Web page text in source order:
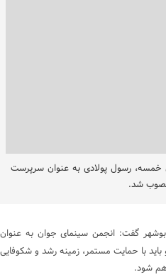
خمسه، رسول پولادی به عنوان سرپرست
شد.
گفت: انجمن سینمای جوان به عنوان
با حمایت مستمر، زمینه رشد و شکوفایی
شود.